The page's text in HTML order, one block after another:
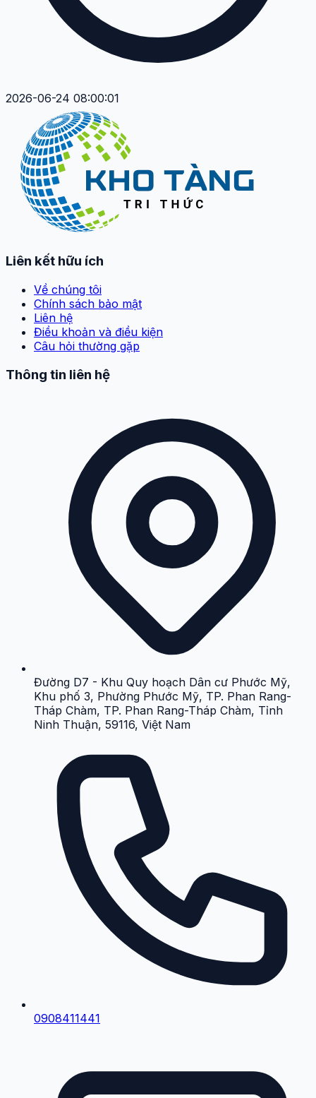
2026-06-24 08:00:01
Liên kết hữu ích
Về chúng tôi
Chính sách bảo mật
Liên hệ
Điều khoản và điều kiện
Câu hỏi thường gặp
Thông tin liên hệ
Đường D7 - Khu Quy hoạch Dân cư Phước Mỹ,
Khu phố 3, Phường Phước Mỹ, TP. Phan Rang-
Tháp Chàm, TP. Phan Rang-Tháp Chàm, Tỉnh
Ninh Thuận, 59116, Việt Nam
0908411441